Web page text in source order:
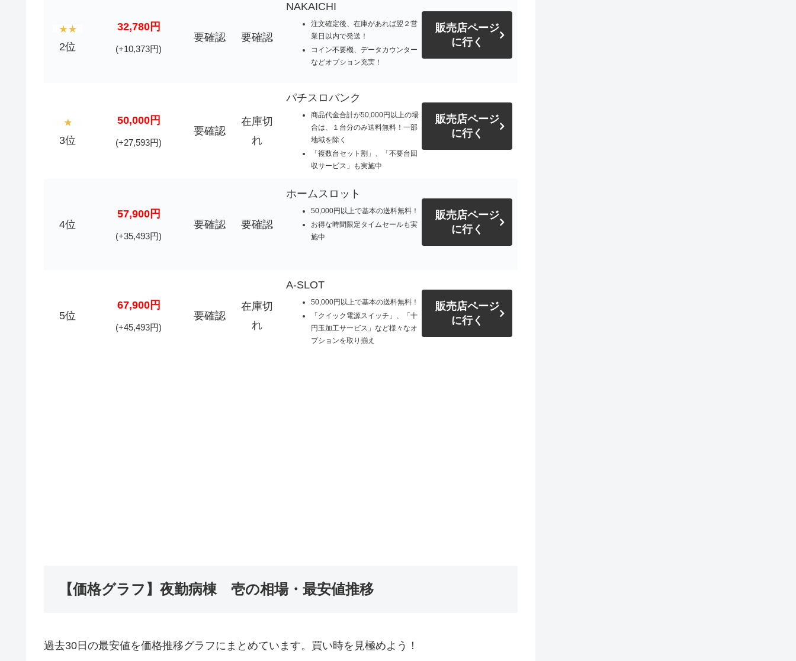
2位
32,780円
(+10,373円)
要確認 要確認
NAKAICHI
注文確定後、在庫があれば翌２営
業日以内で発送！
コイン不要機、データカウンター
などオプション充実！
販売店ページ
に行く
3位
50,000円
(+27,593円)
要確認
在庫切
れ
パチスロバンク
商品代金合計が50,000円以上の場
合は、１台分のみ送料無料！一部
地域を除く
「複数台セット割」、「不要台回
収サービス」も実施中
販売店ページ
に行く
4位
57,900円
(+35,493円)
要確認 要確認
ホームスロット
50,000円以上で基本の送料無料！
お得な時間限定タイムセールも実
施中
販売店ページ
に行く
5位
67,900円
(+45,493円)
要確認
在庫切
れ
A-SLOT
50,000円以上で基本の送料無料！
「クイック電源スイッチ」、「十
円玉加工サービス」など様々なオ
プションを取り揃え
販売店ページ
に行く
【価格グラフ】夜勤病棟 壱の相場・最安値推移
過去30日の最安値を価格推移グラフにまとめています。買い時を見極めよう！